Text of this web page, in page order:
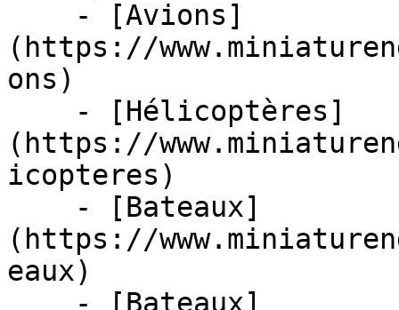
(https://
ons)
(https://
icopteres)
(https://
eaux)